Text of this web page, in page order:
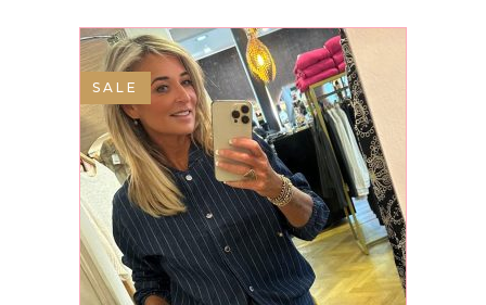
meerdere
variaties.
Deze
optie
kan
gekozen
worden
op
de
SALE